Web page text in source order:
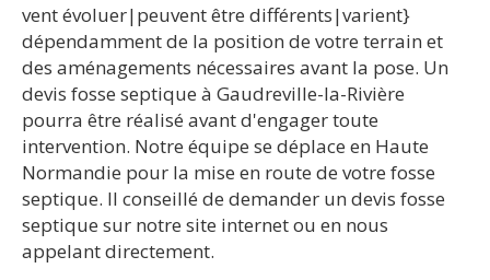
vent évoluer|peuvent être différents|varient}
dépendamment de la position de votre terrain et
des aménagements nécessaires avant la pose. Un
devis fosse septique à Gaudreville-la-Rivière
pourra être réalisé avant d'engager toute
intervention. Notre équipe se déplace en Haute
Normandie pour la mise en route de votre fosse
septique. Il conseillé de demander un devis fosse
septique sur notre site internet ou en nous
appelant directement.